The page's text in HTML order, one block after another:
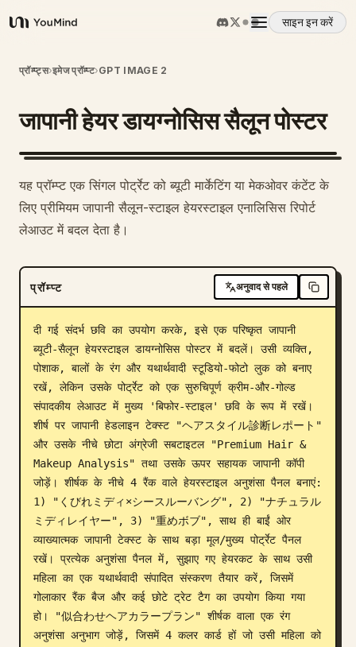
YouMind
साइन इन करें
अवलोकन
उपयोग के मामले
प्रॉम्प्ट
मूल्य निर्धारण
डाउनलोड
अपडेट
प्रॉम्प्ट्स›इमेज प्रॉम्प्ट›GPT IMAGE 2
जापानी हेयर डायग्नोसिस सैलून पोस्टर
यह प्रॉम्प्ट एक सिंगल पोर्ट्रेट को ब्यूटी मार्केटिंग या मेकओवर कंटेंट के
लिए प्रीमियम जापानी सैलून-स्टाइल हेयरस्टाइल एनालिसिस रिपोर्ट
लेआउट में बदल देता है।
प्रॉम्प्ट अनुवाद से पहले
दी गई संदर्भ छवि का उपयोग करके, इसे एक परिष्कृत जापानी
ब्यूटी-सैलून हेयरस्टाइल डायग्नोसिस पोस्टर में बदलें। उसी व्यक्ति,
पोशाक, बालों के रंग और यथार्थवादी स्टूडियो-फोटो लुक को बनाए
रखें, लेकिन उसके पोर्ट्रेट को एक सुरुचिपूर्ण क्रीम-और-गोल्ड
संपादकीय लेआउट में मुख्य 'बिफोर-स्टाइल' छवि के रूप में रखें।
शीर्ष पर जापानी हेडलाइन टेक्स्ट "ヘアスタイル診断レポート"
और उसके नीचे छोटा अंग्रेजी सबटाइटल "Premium Hair &
Makeup Analysis" तथा उसके ऊपर सहायक जापानी कॉपी
जोड़ें। शीर्षक के नीचे 4 रैंक वाले हेयरस्टाइल अनुशंसा पैनल बनाएं:
1) "くびれミディ×シースルーバング", 2) "ナチュラル
ミディレイヤー", 3) "重めボブ", साथ ही बाईं ओर
व्याख्यात्मक जापानी टेक्स्ट के साथ बड़ा मूल/मुख्य पोर्ट्रेट पैनल
रखें। प्रत्येक अनुशंसा पैनल में, सुझाए गए हेयरकट के साथ उसी
महिला का एक यथार्थवादी संपादित संस्करण तैयार करें, जिसमें
गोलाकार रैंक बैज और कई छोटे ट्रेट टैग का उपयोग किया गया
हो। "似合わせヘアカラープラン" शीर्षक वाला एक रंग
अनुशंसा अनुभाग जोड़ें, जिसमें 4 कलर कार्ड हों जो उसी महिला को